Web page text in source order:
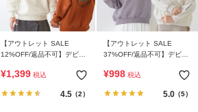
【アウトレット SALE
12%OFF/返品不可】デビラ
ルエット トレーナー
¥1,399 税込
4.5（2）
【アウトレット SALE
37%OFF/返品不可】デビラ
ュームスリーブ 裏起毛トレ
¥998 税込
5.0（5）